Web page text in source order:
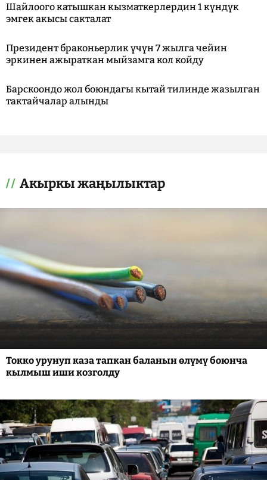
Шайлоого катышкан кызматкерлердин 1 күндүк
эмгек акысы сакталат
Президент браконьерлик үчүн 7 жылга чейин
эркинен ажыраткан мыйзамга кол койду
Барскоондо жол боюндагы кытай тилинде жазылган
тактайчалар алынды
Акыркы жаңылыктар
Токко урунуп каза тапкан баланын өлүмү боюнча
кылмыш иши козголду